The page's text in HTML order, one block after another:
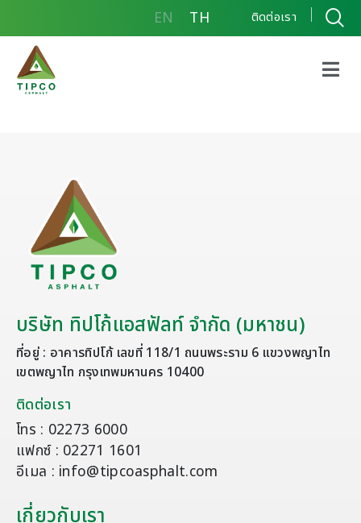
EN TH ติดต่อเรา
Memorandum of Association
บริษัท ทิปโก้แอสฟัลท์ จำกัด (มหาชน)
ที่อยู่ : อาคารทิปโก้ เลขที่ 118/1 ถนนพระราม 6 แขวงพญาไท
เขตพญาไท กรุงเทพมหานคร 10400
ติดต่อเรา
โทร : 02273 6000
แฟกซ์ : 02271 1601
อีเมล : info@tipcoasphalt.com
เกี่ยวกับเรา